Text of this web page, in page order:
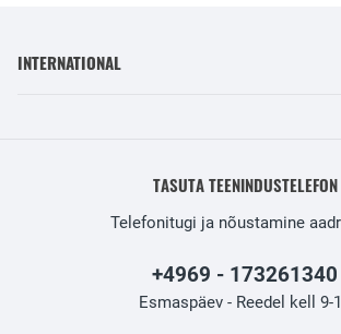
INTERNATIONAL
TASUTA TEENINDUSTELEFON
Telefonitugi ja nõustamine
+4969 - 173261340
Esmaspäev - Reedel kell 9-